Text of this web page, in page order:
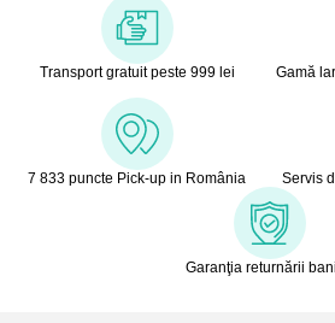
Transport gratuit peste 999 lei
Gamă
7 833 puncte Pick-up in România Servis
Garanţia returnării